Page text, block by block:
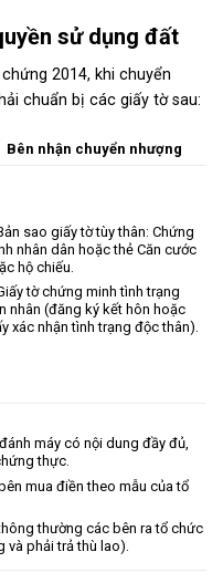
sử dụng đất
2014, khi chuyển
chuẩn bị các giấy tờ sau:
Bên nhận chuyển nhượng
sao giấy tờ tùy thân: Chứng
nhân dân hoặc thẻ Căn cước
hộ chiếu.
tờ chứng minh tình trạng
nhân (đăng ký kết hôn hoặc
xác nhận tình trạng độc thân).
máy có nội dung đầy đủ,
thực.
mua điền theo mẫu của tổ
thường các bên ra tổ chức
và phải trả thù lao).